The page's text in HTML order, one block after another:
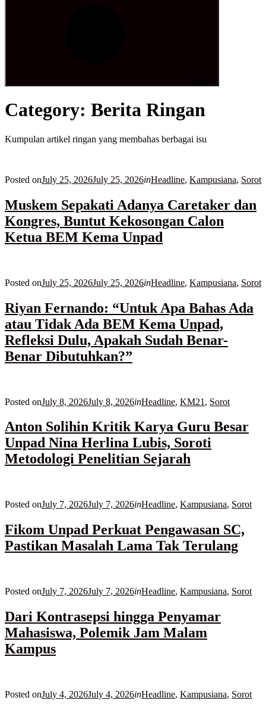
Category: Berita Ringan
Kumpulan artikel ringan yang membahas berbagai isu
Posted onJuly 25, 2026July 25, 2026inHeadline, Kampusiana, Sorot
Muskem Sepakati Adanya Caretaker dan
Kongres, Buntut Kekosongan Calon
Ketua BEM Kema Unpad
Posted onJuly 25, 2026July 25, 2026inHeadline, Kampusiana, Sorot
Riyan Fernando: “Untuk Apa Bahas Ada
atau Tidak Ada BEM Kema Unpad,
Refleksi Dulu, Apakah Sudah Benar-
Benar Dibutuhkan?”
Posted onJuly 8, 2026July 8, 2026inHeadline, KM21 , Sorot
Anton Solihin Kritik Karya Guru Besar
Unpad Nina Herlina Lubis, Soroti
Metodologi Penelitian Sejarah
Posted onJuly 7, 2026July 7, 2026inHeadline, Kampusiana, Sorot
Fikom Unpad Perkuat Pengawasan SC,
Pastikan Masalah Lama Tak Terulang
Posted onJuly 7, 2026July 7, 2026inHeadline, Kampusiana, Sorot
Dari Kontrasepsi hingga Penyamar
Mahasiswa, Polemik Jam Malam
Kampus
Posted onJuly 4, 2026July 4, 2026inHeadline, Kampusiana, Sorot